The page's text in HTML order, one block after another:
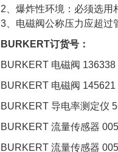
2、爆炸性环境：必须选用
3、电磁阀公称压力应超过
BURKERT订货号：
BURKERT 电磁阀 136338
BURKERT 电磁阀 145621
BURKERT 导电率测定仪
BURKERT 流量传感器
BURKERT 流量传感器